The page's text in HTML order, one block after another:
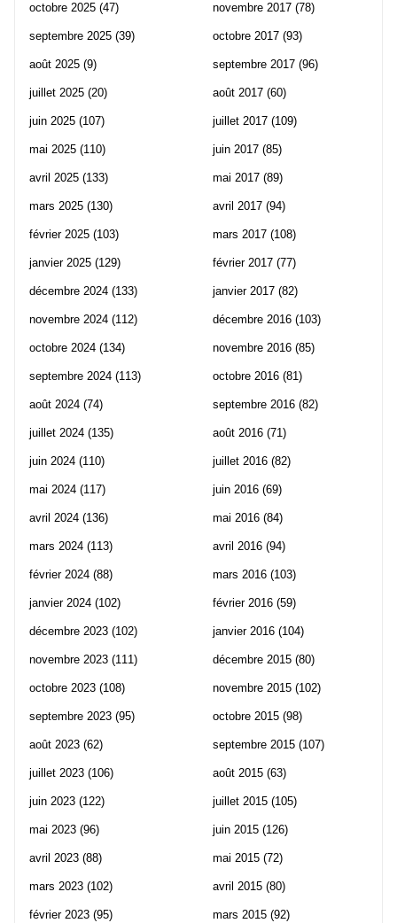
octobre 2025 (47)
septembre 2025 (39)
août 2025 (9)
juillet 2025 (20)
juin 2025 (107)
mai 2025 (110)
avril 2025 (133)
mars 2025 (130)
février 2025 (103)
janvier 2025 (129)
décembre 2024 (133)
novembre 2024 (112)
octobre 2024 (134)
septembre 2024 (113)
août 2024 (74)
juillet 2024 (135)
juin 2024 (110)
mai 2024 (117)
avril 2024 (136)
mars 2024 (113)
février 2024 (88)
janvier 2024 (102)
décembre 2023 (102)
novembre 2023 (111)
octobre 2023 (108)
septembre 2023 (95)
août 2023 (62)
juillet 2023 (106)
juin 2023 (122)
mai 2023 (96)
avril 2023 (88)
mars 2023 (102)
février 2023 (95)
novembre 2017 (78)
octobre 2017 (93)
septembre 2017 (96)
août 2017 (60)
juillet 2017 (109)
juin 2017 (85)
mai 2017 (89)
avril 2017 (94)
mars 2017 (108)
février 2017 (77)
janvier 2017 (82)
décembre 2016 (103)
novembre 2016 (85)
octobre 2016 (81)
septembre 2016 (82)
août 2016 (71)
juillet 2016 (82)
juin 2016 (69)
mai 2016 (84)
avril 2016 (94)
mars 2016 (103)
février 2016 (59)
janvier 2016 (104)
décembre 2015 (80)
novembre 2015 (102)
octobre 2015 (98)
septembre 2015 (107)
août 2015 (63)
juillet 2015 (105)
juin 2015 (126)
mai 2015 (72)
avril 2015 (80)
mars 2015 (92)